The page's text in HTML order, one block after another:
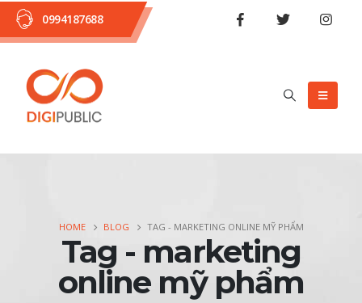
0994187688
HOME BLOG TAG - MARKETING ONLINE MỸ PHẨM
Tag - marketing
online mỹ phẩm